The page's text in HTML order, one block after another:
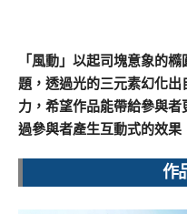
「風動」以起司塊意象的
題，透過光的三元素幻化
力， 希望作品能帶給參與者
過參與者產生互動式的效果
作